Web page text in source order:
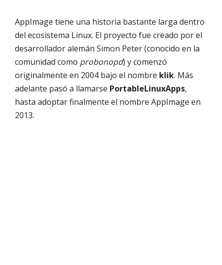
AppImage tiene una historia bastante larga dentro
del ecosistema Linux. El proyecto fue creado por el
desarrollador alemán Simon Peter (conocido en la
comunidad como probonopd) y comenzó
originalmente en 2004 bajo el nombre klik. Más
adelante pasó a llamarse PortableLinuxApps,
hasta adoptar finalmente el nombre AppImage en
2013.